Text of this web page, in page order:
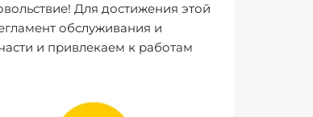
Для достижения этой
обслуживания и
и привлекаем к работам